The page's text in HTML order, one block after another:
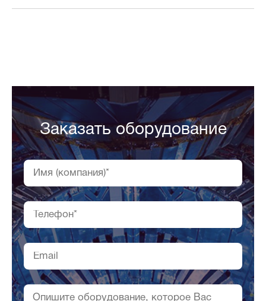
Заказать оборудование